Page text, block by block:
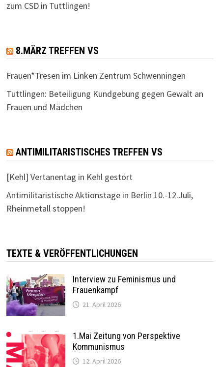
zum CSD in Tuttlingen!
8.MÄRZ TREFFEN VS
Frauen*Tresen im Linken Zentrum Schwenningen
Tuttlingen: Beteiligung Kundgebung gegen Gewalt an
Frauen und Mädchen
ANTIMILITARISTISCHES TREFFEN VS
[Kehl] Vertanentag in Kehl gestört
Antimilitaristische Aktionstage in Berlin 10.-12.Juli,
Rheinmetall stoppen!
TEXTE & VERÖFFENTLICHUNGEN
Interview zu Feminismus und
Frauenkampf
21. April 2026
1.Mai Zeitung von Perspektive
Kommunismus
12. April 2026